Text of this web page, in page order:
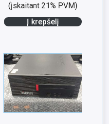
(įskaitant 21% PVM)
Į krepšelį